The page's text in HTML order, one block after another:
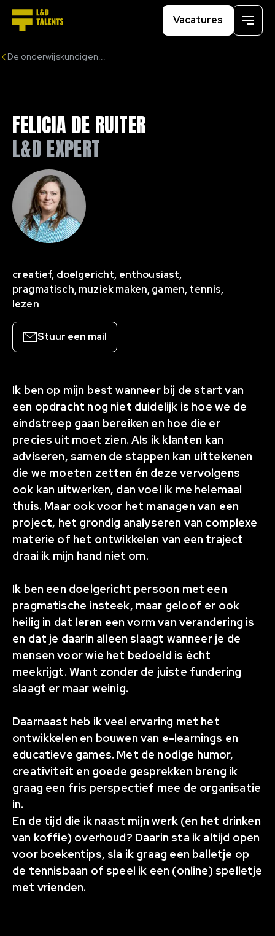
Vacatures
Menu
De onderwijskundigen...
FELICIA DE RUITER
L&D EXPERT
creatief, doelgericht, enthousiast,
pragmatisch, muziek maken, gamen, tennis,
lezen
Stuur een mail
Ik ben op mijn best wanneer bij de start van
een opdracht nog niet duidelijk is hoe we de
eindstreep gaan bereiken en hoe die er
precies uit moet zien. Als ik klanten kan
adviseren, samen de stappen kan uittekenen
die we moeten zetten én deze vervolgens
ook kan uitwerken, dan voel ik me helemaal
thuis. Maar ook voor het managen van een
project, het grondig analyseren van complexe
materie of het ontwikkelen van een traject
draai ik mijn hand niet om.
Ik ben een doelgericht persoon met een
pragmatische insteek, maar geloof er ook
heilig in dat leren een vorm van verandering is
en dat je daarin alleen slaagt wanneer je de
mensen voor wie het bedoeld is écht
meekrijgt. Want zonder de juiste fundering
slaagt er maar weinig.
Daarnaast heb ik veel ervaring met het
ontwikkelen en bouwen van e-learnings en
educatieve games. Met de nodige humor,
creativiteit en goede gesprekken breng ik
graag een fris perspectief mee de organisatie
in.
En de tijd die ik naast mijn werk (en het drinken
van koffie) overhoud? Daarin sta ik altijd open
voor boekentips, sla ik graag een balletje op
de tennisbaan of speel ik een (online) spelletje
met vrienden.